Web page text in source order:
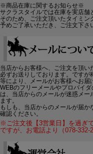
※商品在庫に関するお知らせ※
サクラスタイルでは在庫を実店舗
そのため、ご注文頂いたタイミン
予めご了承いただき、ご注文下さ
当店からお客様へ、ご注文を頂
必ずお送りしております。です
等により、メールがお客様へお届
WEBのフリーメールやプロバイ
は、当店からのメールが迷惑メ
ます。
もしも、当店からのメールが届
確認ください。
※ご注文後【3営業日】を過ぎ
ですが、お電話より（078-332-